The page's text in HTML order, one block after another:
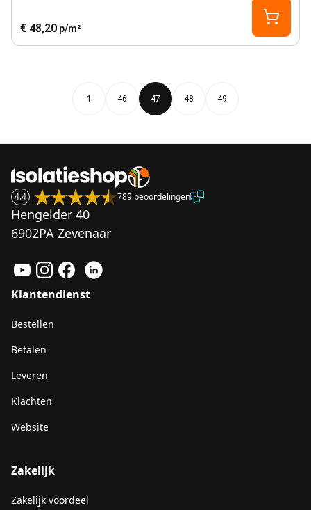
€ 48,20 p/m²
1 46 47 48 49
4.4 789 beoordelingen
Hengelder 40
6902PA Zevenaar
Klantendienst
Bestellen
Betalen
Leveren
Klachten
Website
Zakelijk
Zakelijk voordeel